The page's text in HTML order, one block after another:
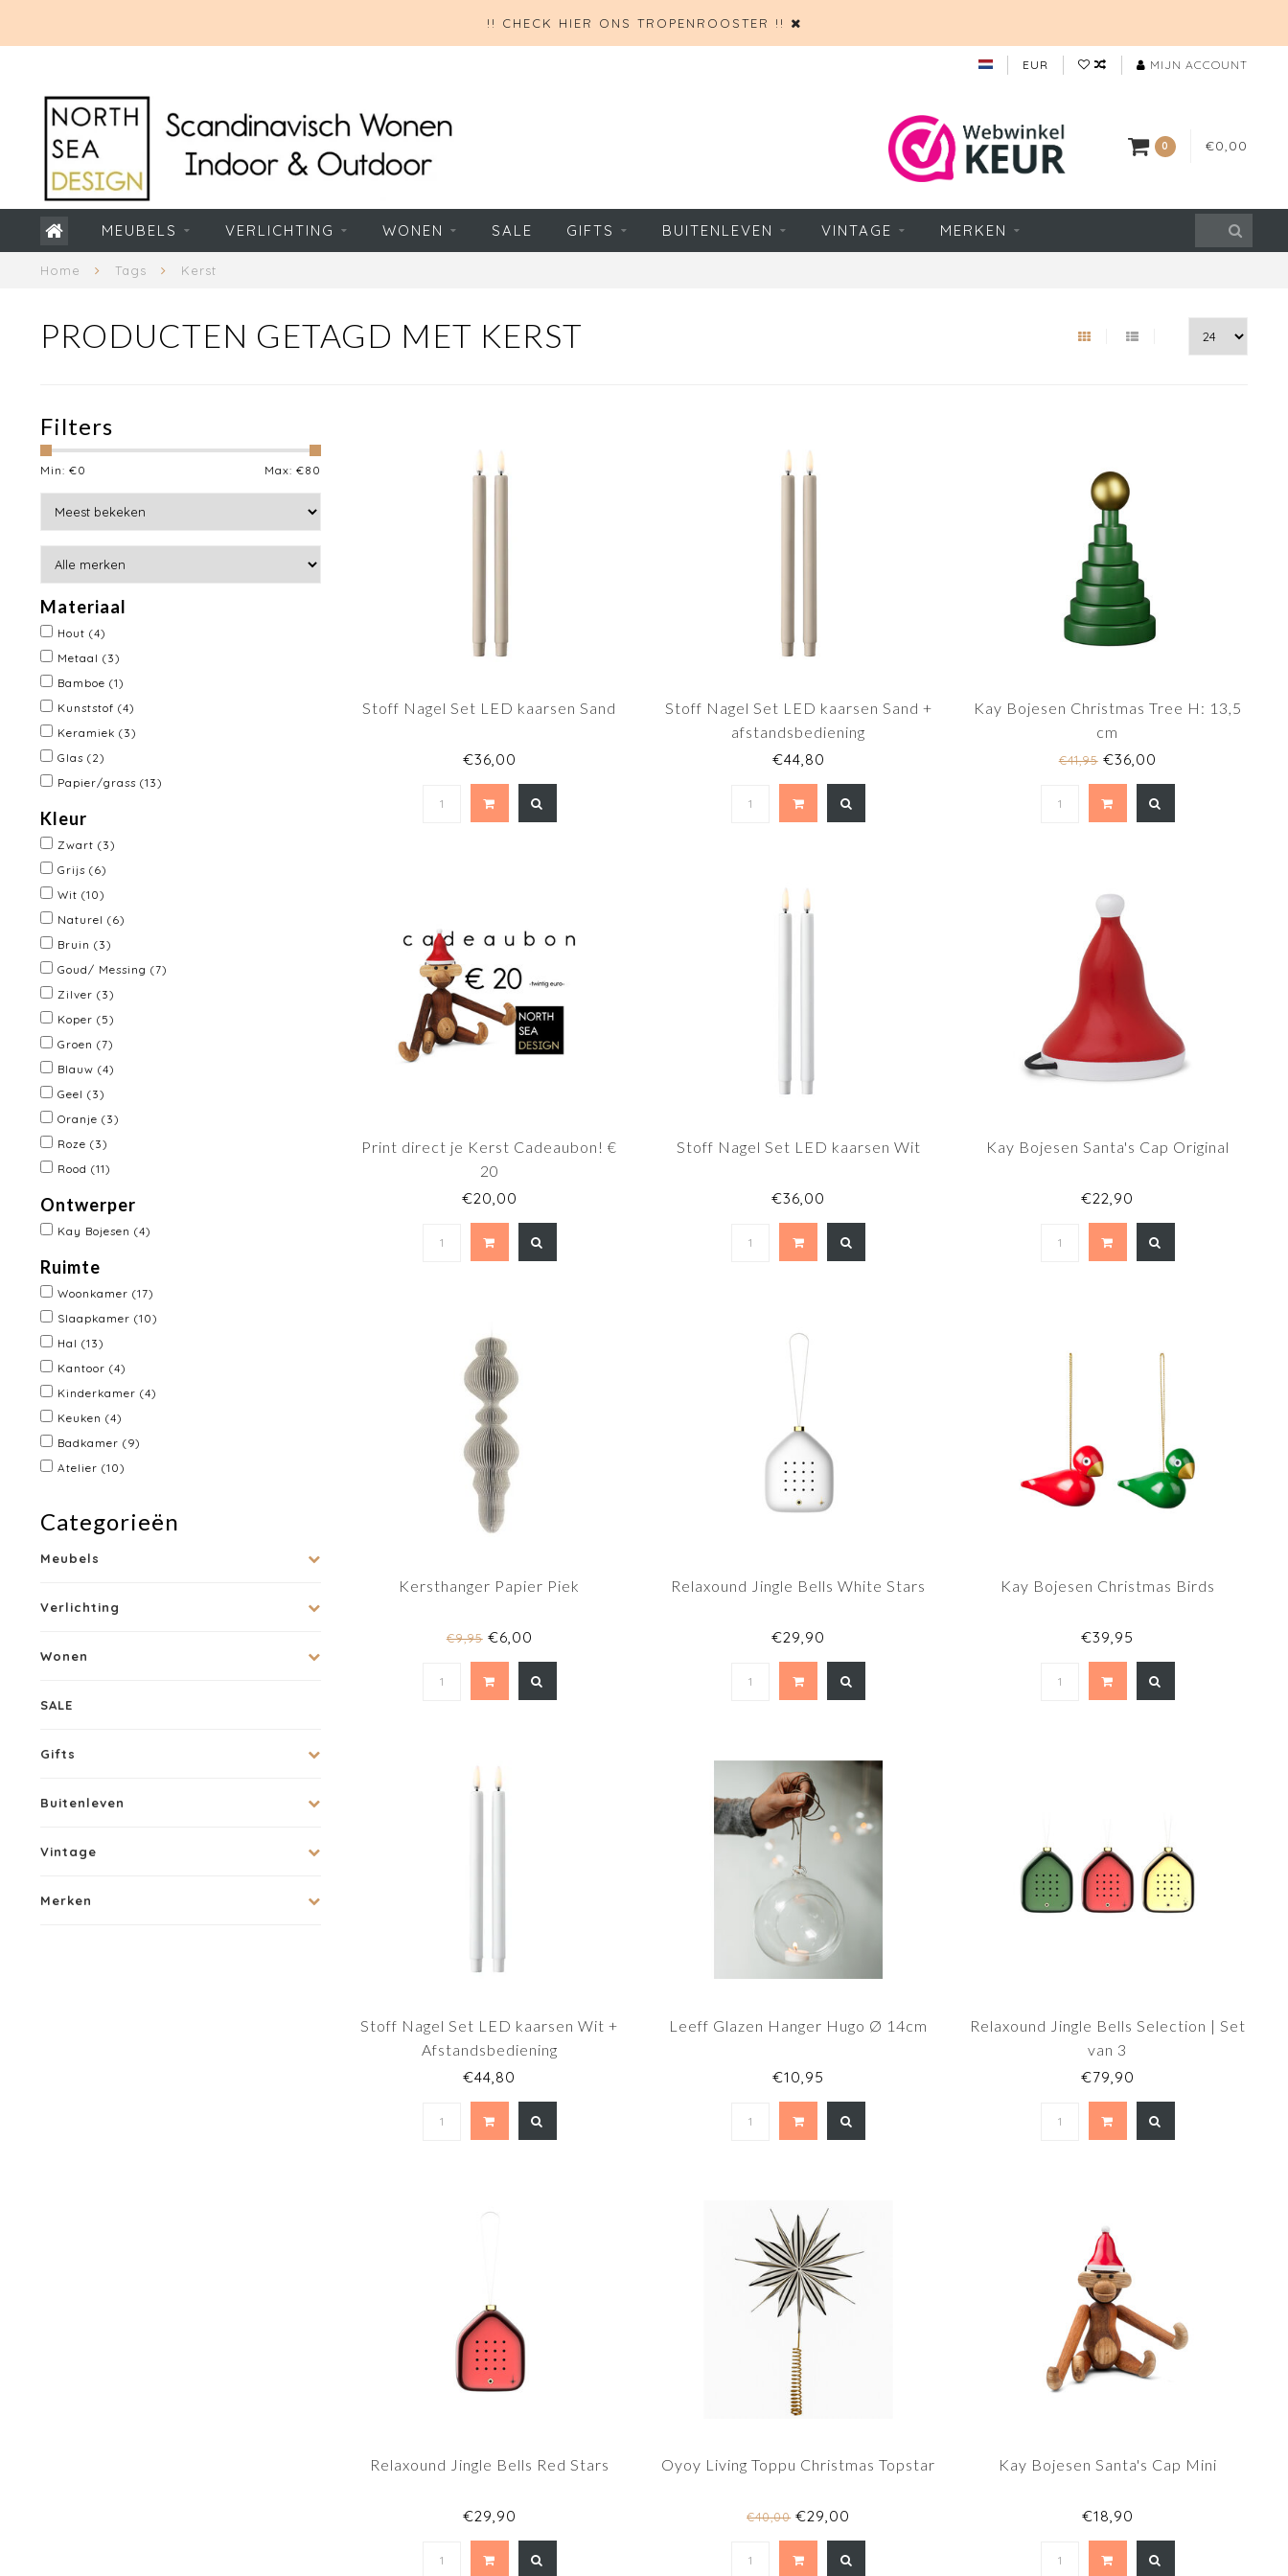
!! CHECK HIER ONS TROPENROOSTER !!
EUR MIJN ACCOUNT
0 €0,00
MEUBELS VERLICHTING WONEN SALE GIFTS BUITENLEVEN VINTAGE MERKEN
Home Tags Kerst
PRODUCTEN GETAGD MET KERST
Filters
Min: €0 Max: €80
Materiaal
Hout (4)
Metaal (3)
Bamboe (1)
Kunststof (4)
Keramiek (3)
Glas (2)
Papier/grass (13)
Kleur
Zwart (3)
Grijs (6)
Wit (10)
Naturel (6)
Bruin (3)
Goud/ Messing (7)
Zilver (3)
Koper (5)
Groen (7)
Blauw (4)
Geel (3)
Oranje (3)
Roze (3)
Rood (11)
Ontwerper
Kay Bojesen (4)
Ruimte
Woonkamer (17)
Slaapkamer (10)
Hal (13)
Kantoor (4)
Kinderkamer (4)
Keuken (4)
Badkamer (9)
Atelier (10)
Categorieën
Meubels
Verlichting
Wonen
SALE
Gifts
Buitenleven
Vintage
Merken
Stoff Nagel Set LED kaarsen Sand
€36,00
Stoff Nagel Set LED kaarsen Sand +
afstandsbediening
€44,80
Kay Bojesen Christmas Tree H: 13,5
cm
€41,95€36,00
Print direct je Kerst Cadeaubon! €
20
€20,00
Stoff Nagel Set LED kaarsen Wit
€36,00
Kay Bojesen Santa's Cap Original
€22,90
Kersthanger Papier Piek
€9,95€6,00
Relaxound Jingle Bells White Stars
€29,90
Kay Bojesen Christmas Birds
€39,95
Stoff Nagel Set LED kaarsen Wit +
Afstandsbediening
€44,80
Leeff Glazen Hanger Hugo Ø 14cm
€10,95
Relaxound Jingle Bells Selection | Set
van 3
€79,90
Relaxound Jingle Bells Red Stars
€29,90
Oyoy Living Toppu Christmas Topstar
€40,00€29,00
Kay Bojesen Santa's Cap Mini
€18,90